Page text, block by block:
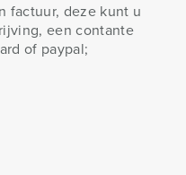
factuur, deze kunt u
een contante
of paypal;